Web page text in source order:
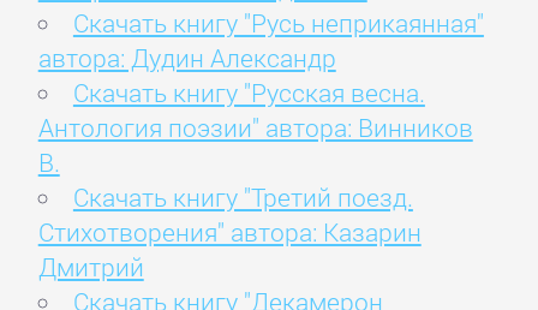
Скачать книгу "Русь неприкаянная"
автора: Дудин Александр
Скачать книгу "Русская весна.
Антология поэзии" автора: Винников
В.
Скачать книгу "Третий поезд.
Стихотворения" автора: Казарин
Дмитрий
Скачать книгу "Декамерон